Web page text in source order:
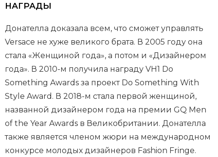
НАГРАДЫ
Донателла доказала всем, что сможет управлять
Versace не хуже великого брата. В 2005 году она
стала «Женщиной года», а потом и «Дизайнером
года». В 2010-м получила награду VH1 Do
Something Awards за проект Do Something With
Style Award. В 2018-м стала первой женщиной,
названной дизайнером года на премии GQ Men
of the Year Awards в Великобритании. Донателла
также является членом жюри на международном
конкурсе молодых дизайнеров Fashion Fringe.